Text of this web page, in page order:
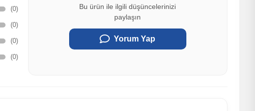
(0)
(0)
(0)
(0)
Bu ürün ile ilgili düşüncelerinizi
paylaşın
Yorum Yap